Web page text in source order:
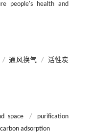
people's health and
/ 通风换气 / 活性炭
space /
purification
adsorption